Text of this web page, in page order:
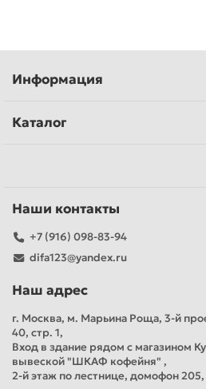
Информация
Каталог
Наши контакты
+7 (916) 098-83-94
difa123@yandex.ru
Наш адрес
г. Москва, м. Марьина Роща, 3-й
40, стр. 1,
Вход в здание рядом с магазином
вывеской "ШКАФ кофейня" ,
2-й этаж по лестнице, домофон